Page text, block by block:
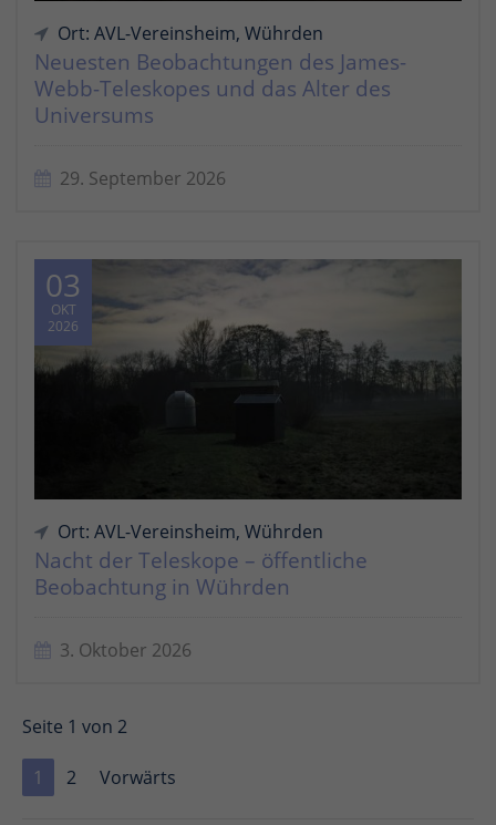
Ort: AVL-Vereinsheim, Wührden
Neuesten Beobachtungen des James-
Webb-Teleskopes und das Alter des
Universums
29. September 2026
03
OKT
2026
Ort: AVL-Vereinsheim, Wührden
Nacht der Teleskope – öffentliche
Beobachtung in Wührden
3. Oktober 2026
Seite 1 von 2
1 2 Vorwärts